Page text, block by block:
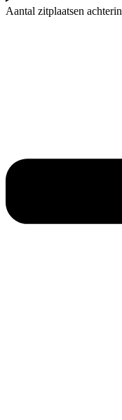
Aantal zitplaatsen achterin